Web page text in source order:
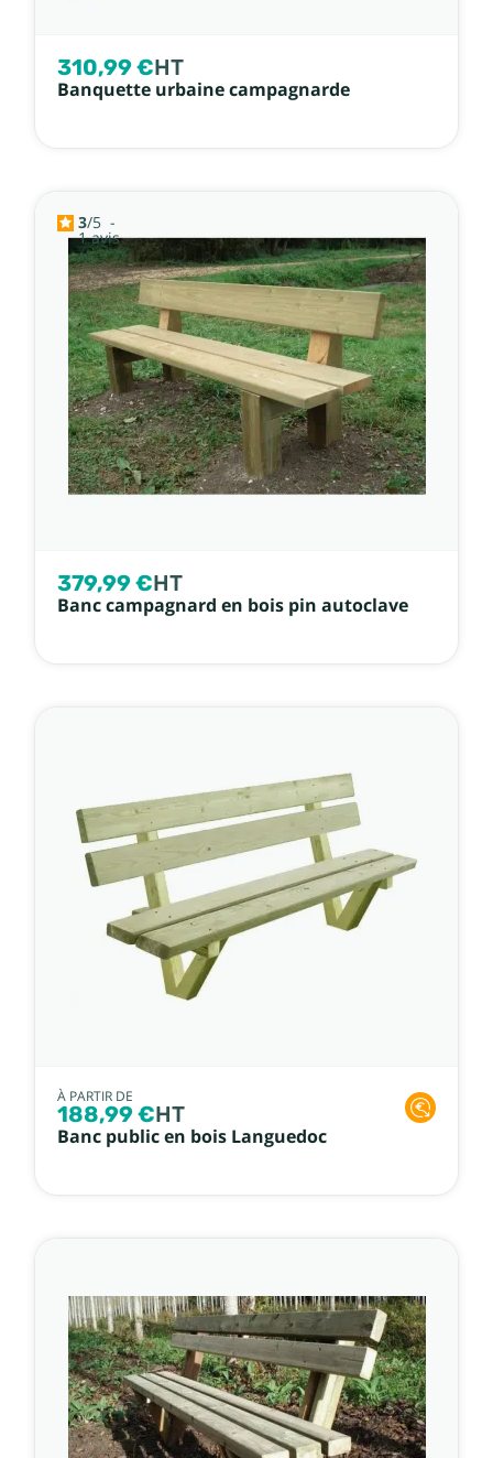
310,99 €HT
Banquette urbaine campagnarde
3/5 -
1avis
379,99 €HT
Banc campagnard en bois pin autoclave
À PARTIR DE
188,99 €HT
Banc public en bois Languedoc